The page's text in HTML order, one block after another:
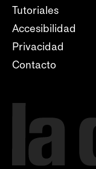
Tutoriales
Accesibilidad
Privacidad
Contacto